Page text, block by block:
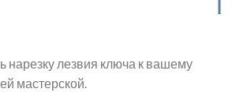
нарезку лезвия ключа к вашему
мастерской.